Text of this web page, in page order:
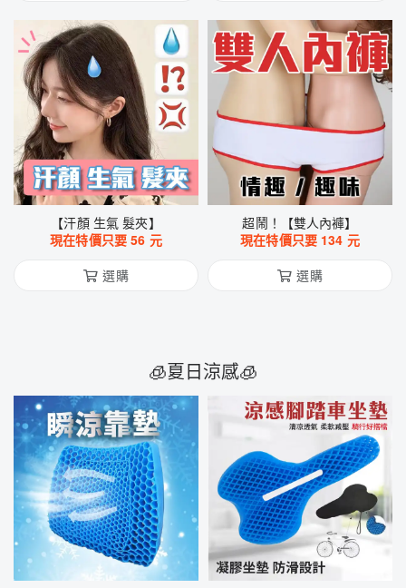
【汗顏 生氣 髮夾】
現在特價只要56 元
選購
超鬧！【雙人內褲】
現在特價只要 134 元
選購
🧊夏日涼感🧊